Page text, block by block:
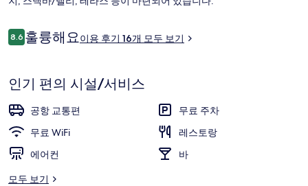
이
용
기
8.610점 만점 중 8.6점.
훌륭해요이용 후기 16개 모두 보기
인기 편의 시설/서비스
공항 교통편
무료 주차
무료 WiFi
레스토랑
에어컨
바
모두 보기